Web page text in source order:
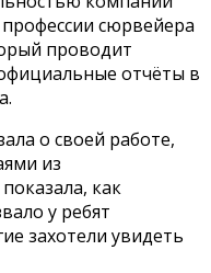
сюрвейера
проводит
отчёты в
о своей работе,
из
как
у ребят
захотели увидеть